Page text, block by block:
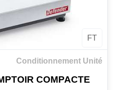
FT
Conditionnement Unité
COMPACTE